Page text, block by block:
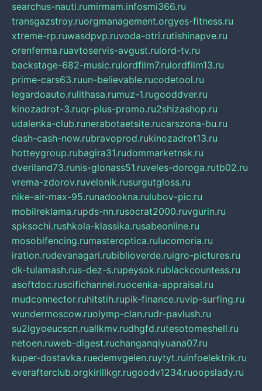
searchus-nauti.rumirmam.infosmi366.ru
transgazstroy.ruorgmanagement.orgyes-fitness.ru
xtreme-rp.ruwasdpvp.ruvoda-otri.rutishinapve.ru
orenferma.ruavtoservis-avgust.rulord-tv.ru
backstage-682-music.rulordfilm7.rulordfilm13.ru
prime-cars63.ruun-believable.rucodetool.ru
legardoauto.rulithasa.rumuz-1.rugooddver.ru
kinozadrot-3.ruqr-plus-promo.ru2shizashop.ru
udalenka-club.runerabotaetsite.rucarszona-bu.ru
dash-cash-now.rubravoprod.rukinozadrot13.ru
hotteygroup.rubagira31.rudommarketnsk.ru
dveriland73.runis-glonass51.ruveles-doroga.rutb02.ru
vrema-zdorov.ruvelonik.rusurgutgloss.ru
nike-air-max-95.runadookna.rulubov-pic.ru
mobilreklama.rupds-nn.rusocrat2000.ruvgurin.ru
spksochi.rushkola-klassika.rusabeonline.ru
mosoblfencing.rumasteroptica.rulucomoria.ru
iration.rudevanagari.rubiblioverde.ruigro-pictures.ru
dk-tulamash.rus-dez-s.rupeysok.rublackcountess.ru
asoftdoc.ruscifichannel.ruocenka-appraisal.ru
mudconnector.ruhitstih.rupik-finance.ruvip-surfing.ru
wundermoscow.ruolymp-clan.rudr-pavlush.ru
su2lgyoeucscn.ruallkmv.rudhgfd.rutesotomeshell.ru
netoen.ruweb-digest.ruchanganqiyuana07.ru
kuper-dostavka.ruedemvgelen.ruytyt.ruinfoelektrik.ru
everafterclub.orgkirillkgr.rugoodv1234.ruoopslady.ru